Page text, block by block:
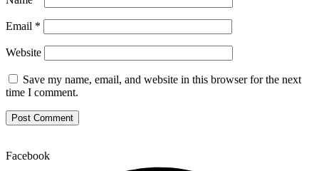
Email *
Website
Save my name, email, and website in this browser for the next
time I comment.
Facebook